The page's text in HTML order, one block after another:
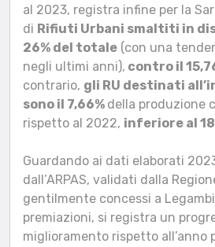
al 2023, registra infine per la
di Rifiuti Urbani smaltiti in
26% del totale (con una
negli ultimi anni), contro il
contrario, gli RU destinati
sono il 7,66% della produzione
rispetto al 2022, inferiore al
Guardando ai dati elaborati
dall’ARPAS, validati dalla
gentilmente concessi a
premiazioni, si registra un
miglioramento rispetto all’anno